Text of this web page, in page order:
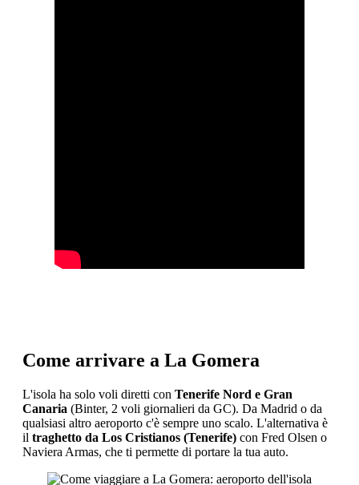
Come arrivare a La Gomera
L'isola ha solo voli diretti con Tenerife Nord e Gran
Canaria (Binter, 2 voli giornalieri da GC). Da Madrid o da
qualsiasi altro aeroporto c'è sempre uno scalo. L'alternativa è
il traghetto da Los Cristianos (Tenerife) con Fred Olsen o
Naviera Armas, che ti permette di portare la tua auto.